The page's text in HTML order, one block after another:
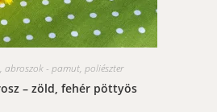
abroszok - pamut, poliészter
– zöld, fehér pöttyös